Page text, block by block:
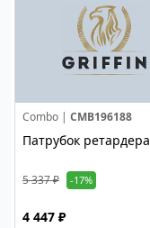
Combo | CMB196188
Патрубок ретардера
5 337 ₽ -17%
4 447 ₽